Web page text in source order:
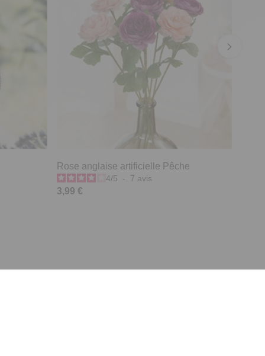
Rose anglaise artificielle Pêche
4/5 - 7 avis
3,99 €